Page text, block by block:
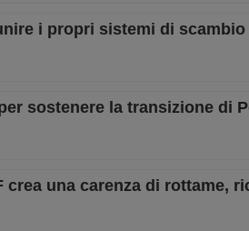
i propri sistemi di
sostenere la transizione di
una carenza di rottame,